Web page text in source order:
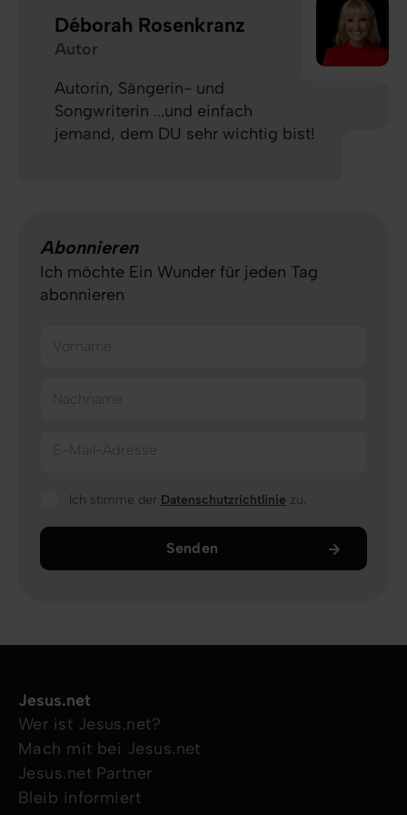
Déborah Rosenkranz
Autor
Autorin, Sängerin- und
Songwriterin ...und einfach
jemand, dem DU sehr wichtig bist!
Abonnieren
Ich möchte Ein Wunder für jeden Tag
abonnieren
Vorname
Nachname
E-Mail-Adresse
Ich stimme der Datenschutzrichtlinie zu.
Senden
Jesus.net
Wer ist Jesus.net?
Mach mit bei Jesus.net
Jesus.net Partner
Bleib informiert